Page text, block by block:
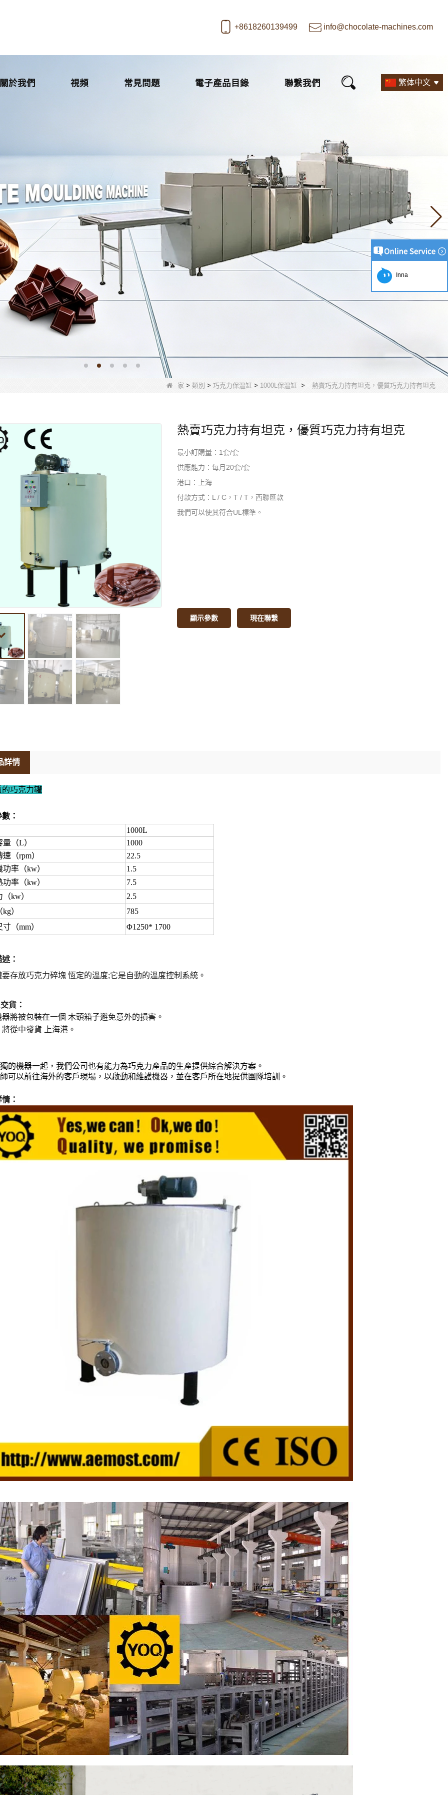
+8618260139499 info@chocolate-machines.com
於我們 視頻 常見問題 電子產品目錄 聯繫我們 繁体中文
家 > 類別 > 巧克力保温缸 > 1000L保温缸 > 熱賣巧克力持有坦克，優質巧克力持有坦克
和拋光後。首先透過精煉機製作
後轉移到巧克力儲存罐。如果顧
巧克力融化後轉移到保溫罐中使
拋光機中，透過漿料系統倒入或
中，在塗覆過程中需要間歇更換
巧克力塊包裹在花生表面。塗裝
24小時後倒入拋光機上色、亮面
油拋光。
巧克力塊生產線
巧克力塊是最簡單、最受歡迎的巧克力之一。巧
克力塊的生產需要巧克力原料加工設備和成型設
備。先將融化罐中的固體脂肪融化，將砂糖倒入
糖磨機中粉碎備用。然後用幫浦將液體脂肪轉移
攪拌機中還需要巧克力的其他成分，如奶粉、乳
清粉等。混合後的物料經由幫浦輸送到精磨機進
行研磨。在精煉機中，巧克力漿料經過混合攪
拌，達到均質、乳化、脫臭的效果。 10-12 小時
後，巧克力被研磨至 25 微米以下。泵將磨碎的
物質從精煉機轉移到儲罐中，以進行下一步的成
型和生產。如果是真巧克力，就需要調溫機來調
節溫度。巧克力漿透過泵浦從儲料槽輸送至調溫
機，調溫後的巧克力漿經由壓力輸送至成型機進
行成型。
熱賣巧克力持有坦克，優質巧克力持有坦克
最小訂購量：1套/套
供應能力：每月20套/套
港口：上海
付款方式：L / C，T / T，西聯匯款
我們可以使其符合UL標準。
顯示參數 現在聯繫
詳情
巧克力罐
：
1000L
（L）
1000
（rpm）
22.5
率（kw）
1.5
率（kw）
7.5
kw）
2.5
）
785
（mm）
Φ1250* 1700
述：
存放巧克力碎塊 恆定的溫度;它是自動的溫度控制系統。
貨：
將被包裝在一個 木頭箱子避免意外的損害。
將從中發貨 上海港。
的機器一起，我們公司也有能力為巧克力產品的生產提供綜合解決方案。
可以前往海外的客戶現場，以啟動和維護機器，並在客戶所在地提供團隊培訓。
：
Inna